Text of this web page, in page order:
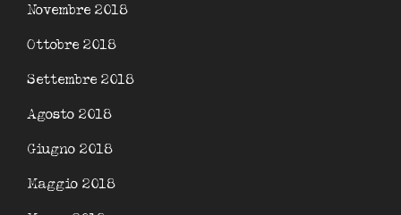
Novembre 2018
Ottobre 2018
Settembre 2018
Agosto 2018
Giugno 2018
Maggio 2018